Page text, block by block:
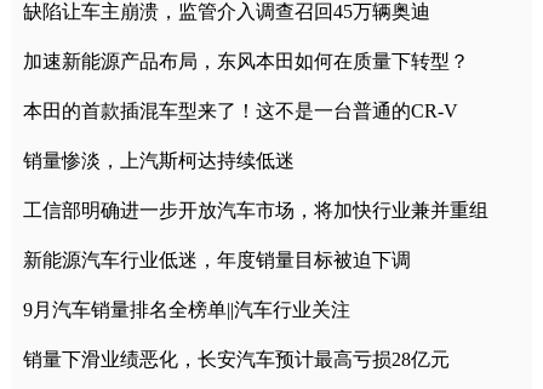
缺陷让车主崩溃，监管介入调查召回45万辆奥迪
加速新能源产品布局，东风本田如何在质量下转型？
本田的首款插混车型来了！这不是一台普通的CR-V
销量惨淡，上汽斯柯达持续低迷
工信部明确进一步开放汽车市场，将加快行业兼并重组
新能源汽车行业低迷，年度销量目标被迫下调
9月汽车销量排名全榜单||汽车行业关注
销量下滑业绩恶化，长安汽车预计最高亏损28亿元